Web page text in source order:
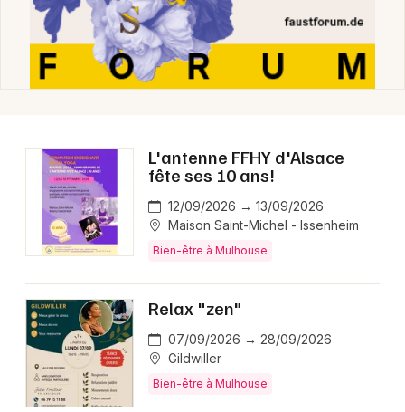
L'antenne FFHY d'Alsace
fête ses 10 ans!
12/09/2026 → 13/09/2026
Maison Saint-Michel - Issenheim
Bien-être à Mulhouse
Relax "zen"
07/09/2026 → 28/09/2026
Gildwiller
Bien-être à Mulhouse